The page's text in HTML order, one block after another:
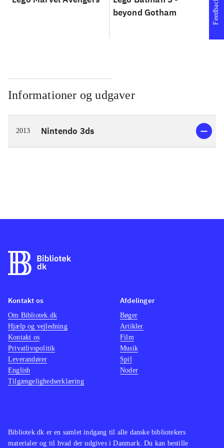
beyond Gotham
of
Informationer og udgaver
2013 Nintendo 3ds
Feedback
Bibliotek.dk er en samlet indgang til alle danske bibliotekers
materialer og til hvad der udgives i Danmark. Du kan bestille
Kontakt os
Om Bibliotek.dk
Hjælp og vejledning
Kontakt os
Privatlivspolitik
Leverandører
English
Tilgængelighedserklæring
Afdelinger
Bøger
Artikler
Film
Musik
Spil
Noder